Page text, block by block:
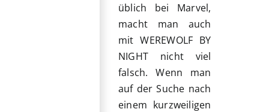
üblich bei Marvel,
macht man auch
mit WEREWOLF BY
NIGHT nicht viel
falsch. Wenn man
auf der Suche nach
einem kurzweiligen